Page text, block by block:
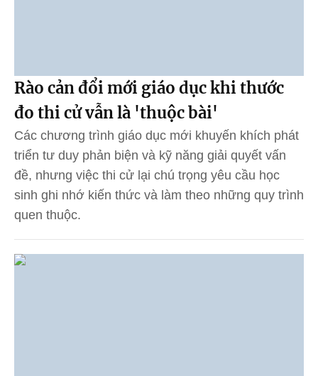
Rào cản đổi mới giáo dục khi thước
đo thi cử vẫn là 'thuộc bài'
Các chương trình giáo dục mới khuyến khích phát
triển tư duy phản biện và kỹ năng giải quyết vấn
đề, nhưng việc thi cử lại chú trọng yêu cầu học
sinh ghi nhớ kiến thức và làm theo những quy trình
quen thuộc.